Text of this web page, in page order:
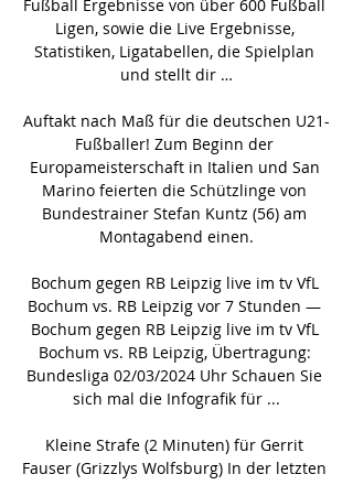
Fußball Ergebnisse von über 600 Fußball
Ligen, sowie die Live Ergebnisse,
Statistiken, Ligatabellen, die Spielplan
und stellt dir …
Auftakt nach Maß für die deutschen U21-
Fußballer! Zum Beginn der
Europameisterschaft in Italien und San
Marino feierten die Schützlinge von
Bundestrainer Stefan Kuntz (56) am
Montagabend einen.
Bochum gegen RB Leipzig live im tv VfL
Bochum vs. RB Leipzig vor 7 Stunden —
Bochum gegen RB Leipzig live im tv VfL
Bochum vs. RB Leipzig, Übertragung:
Bundesliga 02/03/2024 Uhr Schauen Sie
sich mal die Infografik für ...
Kleine Strafe (2 Minuten) für Gerrit
Fauser (Grizzlys Wolfsburg) In der letzten